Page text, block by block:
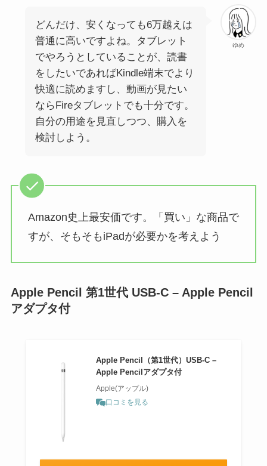
ゆめ
どんだけ、安くなっても6万越えは
普通に高いですよね。タブレット
でやろうとしていることが、読書
をしたいであればKindle端末でより
快適に読めますし、動画が見たい
ならFireタブレットでも十分です。
自分の用途を見直しつつ、購入を
検討しよう。
Amazon史上最安価です。「買い」な商品で
すが、そもそもiPadが必要かを考えよう
Apple Pencil 第1世代 USB-C – Apple Pencil
アダプタ付
Apple Pencil（第1世代）USB-C –
Apple Pencilアダプタ付
Apple(アップル)
口コミを見る